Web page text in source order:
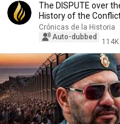
The DISPUTE over
History of the
Uni...
Crónicas de la Historia
Auto-dubbed